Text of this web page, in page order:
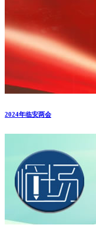
2024年临安两会